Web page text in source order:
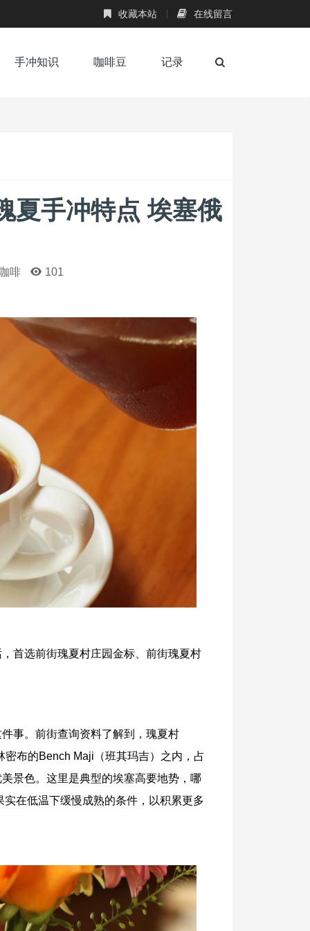
收藏本站 在线留言
手冲知识 咖啡豆 记录
夏手冲特点 埃塞俄
啡 101
首选前街瑰夏村庄园金标、前街瑰夏村
事。前街查询资料了解到，瑰夏村
布的Bench Maji（班其玛吉）之内，占
景色。这里是典型的埃塞高要地势，哪
在低温下缓慢成熟的条件，以积累更多